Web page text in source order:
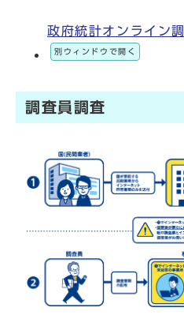
政府統計オンライン
別ウィンドウで開く
調査員調査